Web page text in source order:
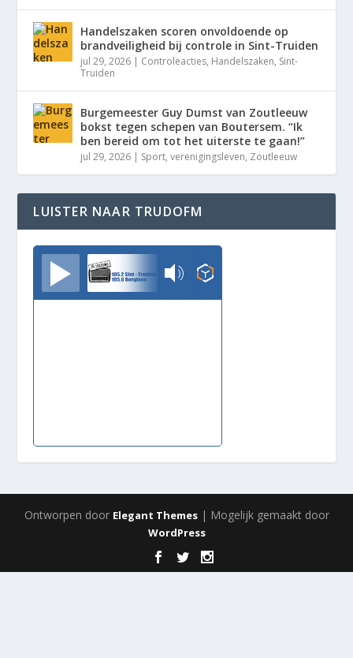
Handelszaken scoren onvoldoende op
brandveiligheid bij controle in Sint-Truiden
jul 29, 2026 | Controleacties, Handelszaken, Sint-
Truiden
Burgemeester Guy Dumst van Zoutleeuw
bokst tegen schepen van Boutersem. “Ik
ben bereid om tot het uiterste te gaan!”
jul 29, 2026 | Sport,verenigingsleven, Zoutleeuw
LUISTER NAAR TRUDOFM
TrudoFM
Ontworpen door Elegant Themes| Mogelijk gemaakt door
WordPress